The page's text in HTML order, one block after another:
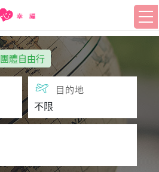
團體自由行
目的地